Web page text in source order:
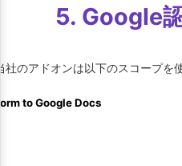
5. Google
社のアドオンは以下のスコープを
to Google Docs